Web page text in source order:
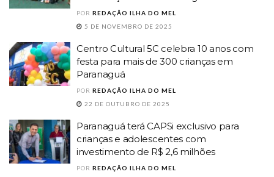
POR REDAÇÃO ILHA DO MEL
5 DE NOVEMBRO DE 2025
Centro Cultural 5C celebra 10 anos com
festa para mais de 300 crianças em
Paranaguá
POR REDAÇÃO ILHA DO MEL
22 DE OUTUBRO DE 2025
Paranaguá terá CAPSi exclusivo para
crianças e adolescentes com
investimento de R$ 2,6 milhões
POR REDAÇÃO ILHA DO MEL